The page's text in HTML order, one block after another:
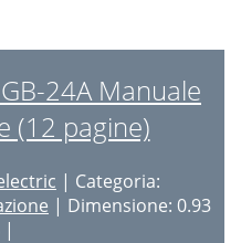
24A Manuale
(12 pagine)
| Categoria:
| Dimensione: 0.93
|